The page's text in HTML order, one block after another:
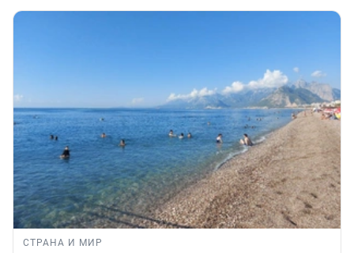
СТРАНА И МИР